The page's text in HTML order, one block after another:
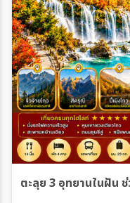
สายการบิน
ตั้งแต่วันที่
ถึงวันที่